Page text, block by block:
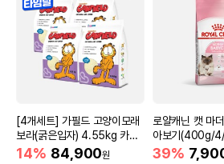
[4개세트] 가필드 고양이모래
보라(굵은입자) 4.55kg 카사
바모래
14% 84,900원
로얄캐닌 캣 마
아보기(400g/
39%